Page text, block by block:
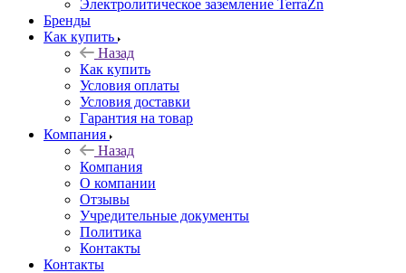
Электролитическое заземление TerraZn
Бренды
Как купить
Назад
Как купить
Условия оплаты
Условия доставки
Гарантия на товар
Компания
Назад
Компания
О компании
Отзывы
Учредительные документы
Политика
Контакты
Контакты